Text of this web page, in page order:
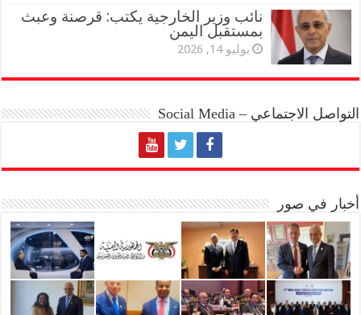
نائب وزير الخارجية يكتب: قرصنة وعبث
بمستقبل اليمن
يوليو 14, 2026
التواصل الاجتماعي – Social Media
أخبار في صور